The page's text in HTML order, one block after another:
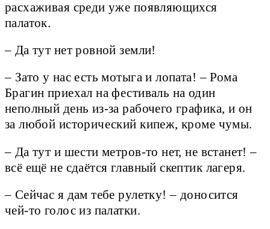
расхаживая среди уже появляющихся
палаток.
– Да тут нет ровной земли!
– Зато у нас есть мотыга и лопата! – Рома
Брагин приехал на фестиваль на один
неполный день из-за рабочего графика, и он
за любой исторический кипеж, кроме чумы.
– Да тут и шести метров-то нет, не встанет! –
всё ещё не сдаётся главный скептик лагеря.
– Сейчас я дам тебе рулетку! – доносится
чей-то голос из палатки.